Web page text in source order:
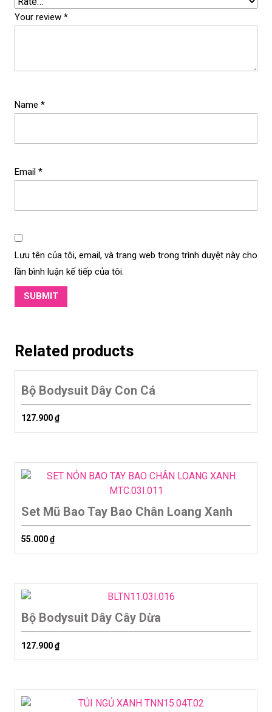
Your review *
Name *
Email *
Lưu tên của tôi, email, và trang web trong trình duyệt này cho
lần bình luận kế tiếp của tôi.
Related products
Bộ Bodysuit Dây Con Cá
127.900₫
Set Mũ Bao Tay Bao Chân Loang Xanh
55.000₫
Bộ Bodysuit Dây Cây Dừa
127.900₫